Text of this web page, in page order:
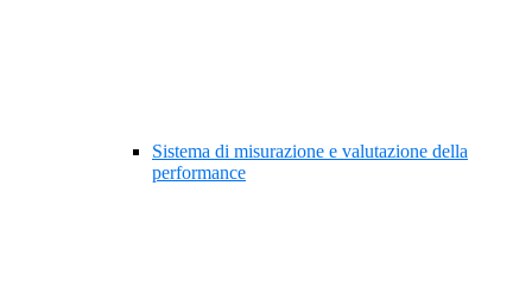
Sistema di misurazione e valutazione della
performance